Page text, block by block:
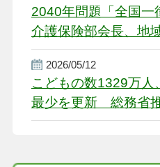
2040年問題「全国
介護保険部会長、地
盤整備を促す
2026/05/12
こどもの数1329万人
最少を更新 総務省